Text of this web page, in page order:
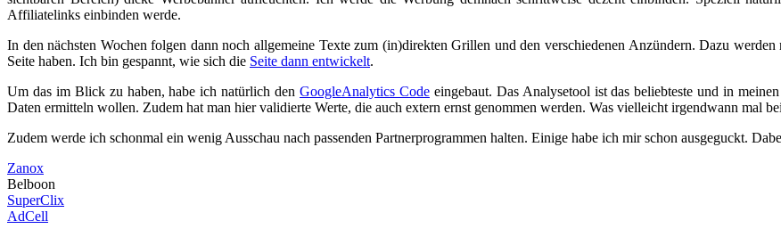
Affiliatelinks einbinden werde.
In den nächsten Wochen folgen dann noch allgemeine Texte zum (in)direkten Grillen und den verschiedenen Anzündern. Dazu
Seite haben. Ich bin gespannt, wie sich die Seite dann entwickelt.
Um das im Blick zu haben, habe ich natürlich denGoogleAnalytics Codeeingebaut. Das Analysetool ist das beliebteste und in
Daten ermitteln wollen. Zudem hat man hier validierte Werte, die auch extern ernst genommen werden. Was vielleicht irgendwann mal
Zudem werde ich schonmal ein wenig Ausschau nach passenden Partnerprogrammen halten. Einige habe ich mir schon ausgeguckt.
Zanox
Belboon
SuperClix
AdCell